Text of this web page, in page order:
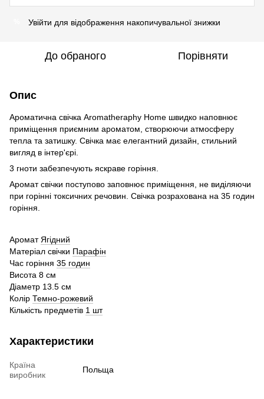
Увійти для відображення накопичувальної знижки
До обраного Порівняти
Опис
Ароматична свічка Aromatheraphy Home швидко наповнює
приміщення приємним ароматом, створюючи атмосферу
тепла та затишку. Свічка має елегантний дизайн, стильний
вигляд в інтер'єрі.
3 гноти забезпечують яскраве горіння.
Аромат свічки поступово заповнює приміщення, не виділяючи
при горінні токсичних речовин. Свічка розрахована на 35 годин
горіння.
Аромат Ягідний
Матеріал свічки Парафін
Час горіння 35 годин
Висота 8 см
Діаметр 13.5 см
Колір Темно-рожевий
Кількість предметів 1 шт
Характеристики
Країна
виробник
Польща